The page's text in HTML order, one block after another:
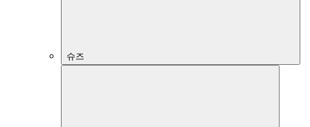
슈즈